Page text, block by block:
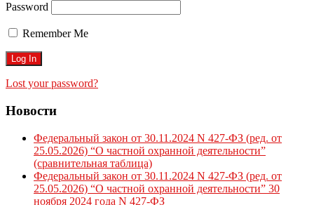
Password
Remember Me
Lost your password?
Новости
Федеральный закон от 30.11.2024 N 427-ФЗ (ред. от
25.05.2026) “О частной охранной деятельности”
(сравнительная таблица)
Федеральный закон от 30.11.2024 N 427-ФЗ (ред. от
25.05.2026) “О частной охранной деятельности” 30
ноября 2024 года N 427-ФЗ